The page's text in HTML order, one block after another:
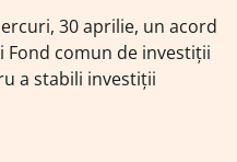
30 aprilie, un acord
comun de investiţii
a stabili investiţii